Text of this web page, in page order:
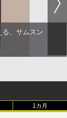
、サムスン
1カ月